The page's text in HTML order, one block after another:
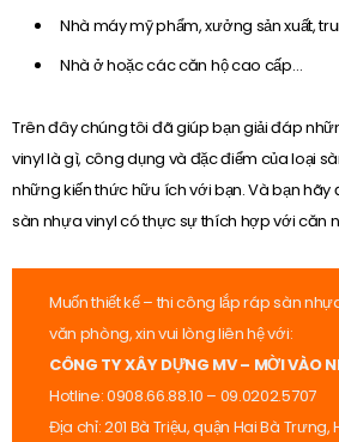
Nhà máy mỹ phẩm, xưởng sản xuất,
Nhà ở hoặc các căn hộ cao cấp…
Trên đây chúng tôi đã giúp bạn giải đáp
vinyl là gì, công dụng và đặc điểm của loại
những kiến thức hữu ích với bạn. Và bạn hãy
sàn nhựa vinyl có thực sự thích hợp với căn
Muốn thiết kế – thi công lắp ráp sàn
văn phòng, xin vui lòng liên hệ với:
CÔNG TY XÂY DỰNG MV – MỜI VÀO
Hotline: 0908.66.88.10 – 09.0202.5707
Địa chỉ: 201 Bà Triệu, quận Hai Bà Trưng,